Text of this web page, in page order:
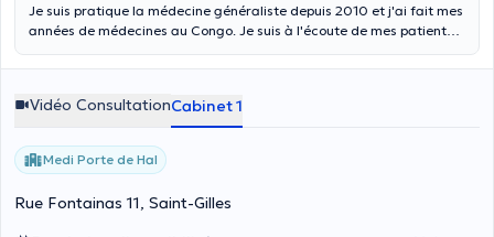
Je suis pratique la médecine généraliste depuis 2010 et j'ai fait mes
années de médecines au Congo. Je suis à l'écoute de mes patients,
langues nationales du Congo et l'anglais mais niveau de base.
Vidéo ConsultationCabinet 1
Medi Porte de Hal
Rue Fontainas 11, Saint-Gilles